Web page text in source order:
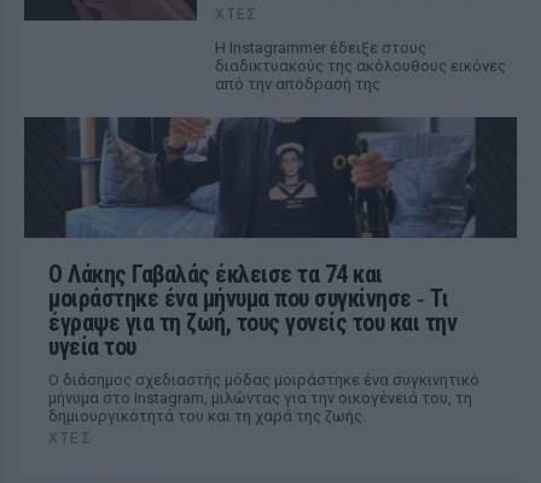
ΧΤΕΣ
Η Instagrammer έδειξε στους
διαδικτυακούς της ακόλουθους εικόνες
από την απόδρασή της
Ο Λάκης Γαβαλάς έκλεισε τα 74 και
μοιράστηκε ένα μήνυμα που συγκίνησε ‑ Τι
έγραψε για τη ζωή, τους γονείς του και την
υγεία του
Ο διάσημος σχεδιαστής μόδας μοιράστηκε ένα συγκινητικό
μήνυμα στο Instagram, μιλώντας για την οικογένειά του, τη
δημιουργικότητά του και τη χαρά της ζωής.
ΧΤΕΣ